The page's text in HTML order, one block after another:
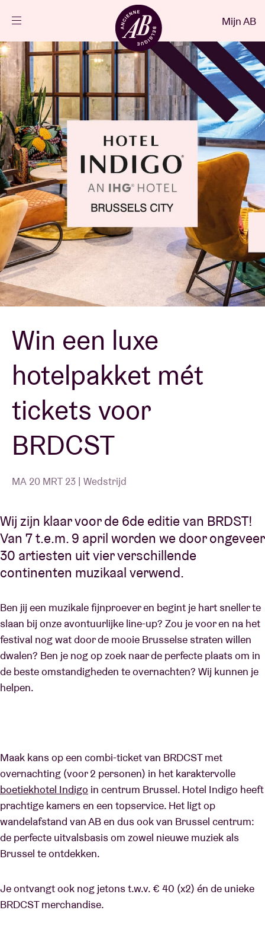
Agenda
Projecten
Nieuws
Bezoekersinfo
AB ❤ you
Zaalhuur
BRDCST
ABtv
Concertcheque
Over AB
Contact
Mijn AB
Win een luxe
hotelpakket mét
tickets voor
BRDCST
MA 20 MRT 23 | Wedstrijd
Wij zijn klaar voor de 6de editie van BRDST!
Van 7 t.e.m. 9 april worden we door ongeveer
30 artiesten uit vier verschillende
continenten muzikaal verwend.
Ben jij een muzikale fijnproever en begint je hart sneller te
slaan bij onze avontuurlijke line-up? Zou je voor en na het
festival nog wat door de mooie Brusselse straten willen
dwalen? Ben je nog op zoek naar de perfecte plaats om in
de beste omstandigheden te overnachten? Wij kunnen je
helpen.
Maak kans op een combi-ticket van BRDCST met
overnachting (voor 2 personen) in het karaktervolle
boetiekhotel Indigo in centrum Brussel. Hotel Indigo heeft
prachtige kamers en een topservice. Het ligt op
wandelafstand van AB en dus ook van Brussel centrum:
de perfecte uitvalsbasis om zowel nieuwe muziek als
Brussel te ontdekken.
Je ontvangt ook nog jetons t.w.v. € 40 (x2) én de unieke
BRDCST merchandise.